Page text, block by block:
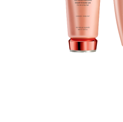
DermOrganic Leave-In